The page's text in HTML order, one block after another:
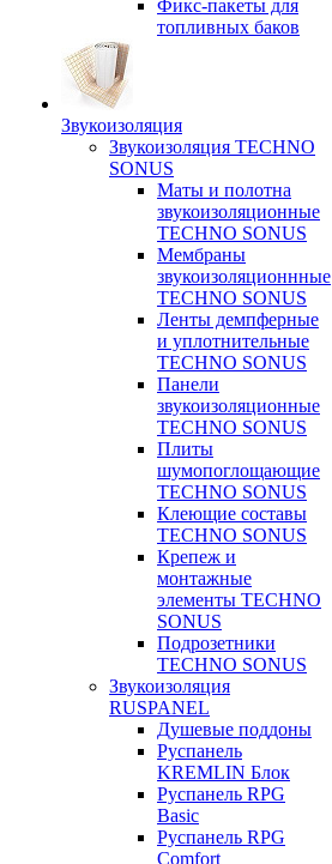
Фикс-пакеты для
топливных баков
Звукоизоляция
Звукоизоляция TECHNO
SONUS
Маты и полотна
звукоизоляционные
TECHNO SONUS
Мембраны
звукоизоляционнные
TECHNO SONUS
Ленты демпферные
и уплотнительные
TECHNO SONUS
Панели
звукоизоляционные
TECHNO SONUS
Плиты
шумопоглощающие
TECHNO SONUS
Клеющие составы
TECHNO SONUS
Крепеж и
монтажные
элементы TECHNO
SONUS
Подрозетники
TECHNO SONUS
Звукоизоляция
RUSPANEL
Душевые поддоны
Руспанель
KREMLIN Блок
Руспанель RPG
Basic
Руспанель RPG
Comfort